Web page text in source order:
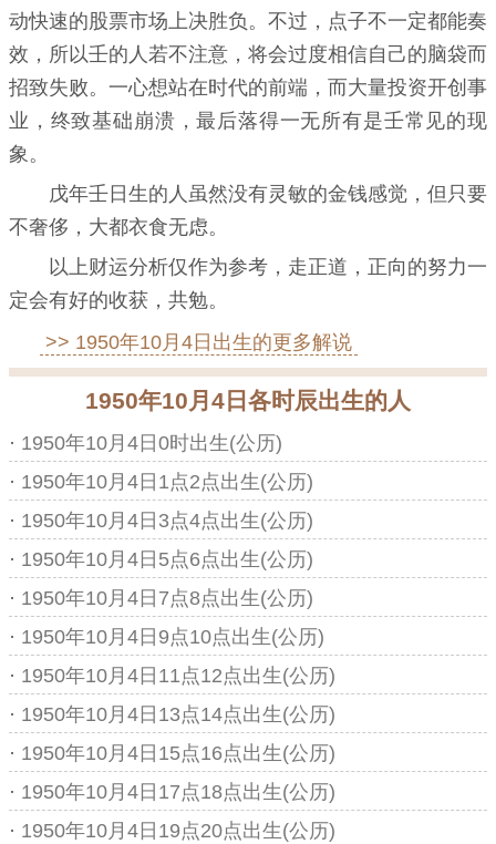
动快速的股票市场上决胜负。不过，点子不一定都能奏
效，所以壬的人若不注意，将会过度相信自己的脑袋而
招致失败。一心想站在时代的前端，而大量投资开创事
业，终致基础崩溃，最后落得一无所有是壬常见的现
象。
戊年壬日生的人虽然没有灵敏的金钱感觉，但只要
不奢侈，大都衣食无虑。
以上财运分析仅作为参考，走正道，正向的努力一
定会有好的收获，共勉。
>> 1950年10月4日出生的更多解说
1950年10月4日各时辰出生的人
· 1950年10月4日0时出生(公历)
· 1950年10月4日1点2点出生(公历)
· 1950年10月4日3点4点出生(公历)
· 1950年10月4日5点6点出生(公历)
· 1950年10月4日7点8点出生(公历)
· 1950年10月4日9点10点出生(公历)
· 1950年10月4日11点12点出生(公历)
· 1950年10月4日13点14点出生(公历)
· 1950年10月4日15点16点出生(公历)
· 1950年10月4日17点18点出生(公历)
· 1950年10月4日19点20点出生(公历)